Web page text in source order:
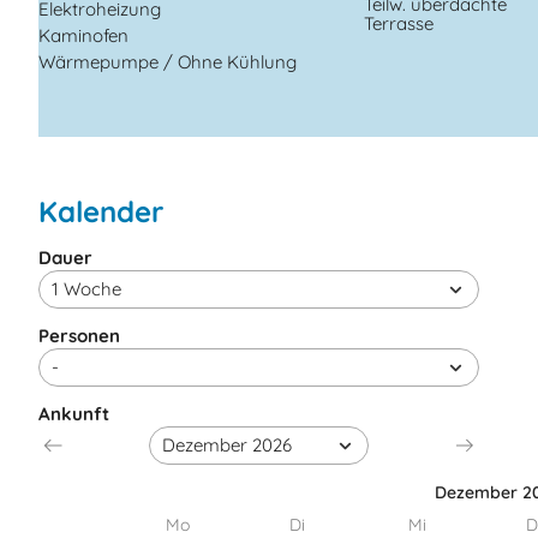
Elektroheizung
Kaminofen
Wärmepumpe / Ohne Kühlung
Terrasse
Kalender
Ankunft
Dezember
Mo
Di Mi
Dauer
Personen